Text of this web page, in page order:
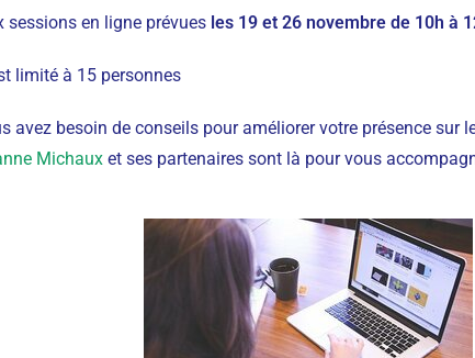
sessions en ligne prévues les 19 et 26 novembre de 10h à
limité à 15 personnes
avez besoin de conseils pour améliorer votre présence sur
Michaux et ses partenaires sont là pour vous